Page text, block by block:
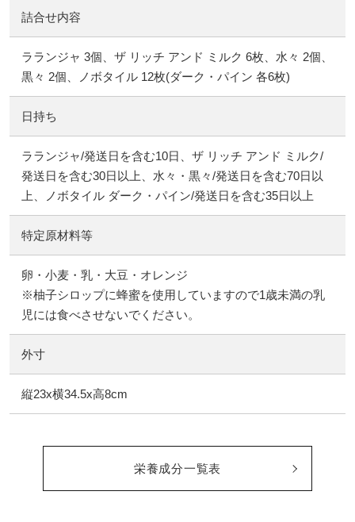
詰合せ内容
ラランジャ 3個、ザ リッチ アンド ミルク 6枚、水々 2個、
黒々 2個、ノボタイル 12枚(ダーク・パイン 各6枚)
日持ち
ラランジャ/発送日を含む10日、ザ リッチ アンド ミルク/
発送日を含む30日以上、水々・黒々/発送日を含む70日以
上、ノボタイル ダーク・パイン/発送日を含む35日以上
特定原材料等
卵・小麦・乳・大豆・オレンジ
※柚子シロップに蜂蜜を使用していますので1歳未満の乳
児には食べさせないでください。
外寸
縦23x横34.5x高8cm
栄養成分一覧表